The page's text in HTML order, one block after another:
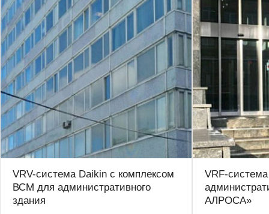
VRV-система Daikin с комплексом
ВСМ для административного
здания
VRF-
АЛРОСА»